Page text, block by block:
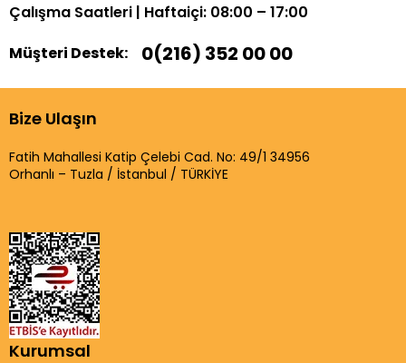
Çalışma Saatleri | Haftaiçi: 08:00 – 17:00
Müşteri Destek:
0(216) 352 00 00
Bize Ulaşın
Fatih Mahallesi Katip Çelebi Cad. No: 49/1 34956
Orhanlı – Tuzla / İstanbul / TÜRKİYE
Kurumsal